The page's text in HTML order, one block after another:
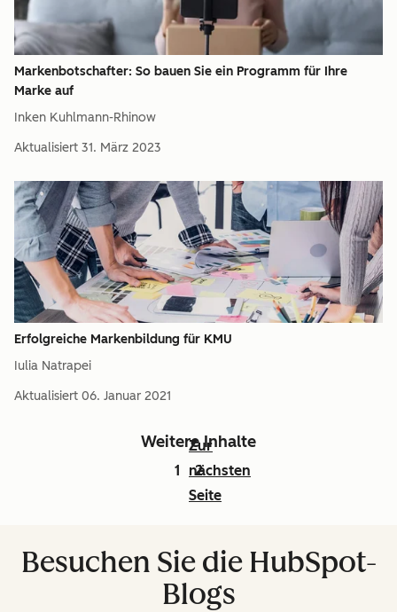
Markenbotschafter: So bauen Sie ein Programm für Ihre
Marke auf
Inken Kuhlmann-Rhinow
Aktualisiert 31. März 2023
Erfolgreiche Markenbildung für KMU
Iulia Natrapei
Aktualisiert 06. Januar 2021
Weitere Inhalte
1 2
Zur
nächsten
Seite
Besuchen Sie die HubSpot-
Blogs